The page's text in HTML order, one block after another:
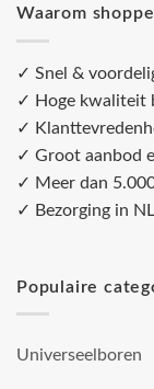
Waarom
✓ Snel &
✓ Hoge kwaliteit
✓
✓ Groot aanbod
✓ Meer dan
✓ Bezorging in
Populaire
Universeelboren